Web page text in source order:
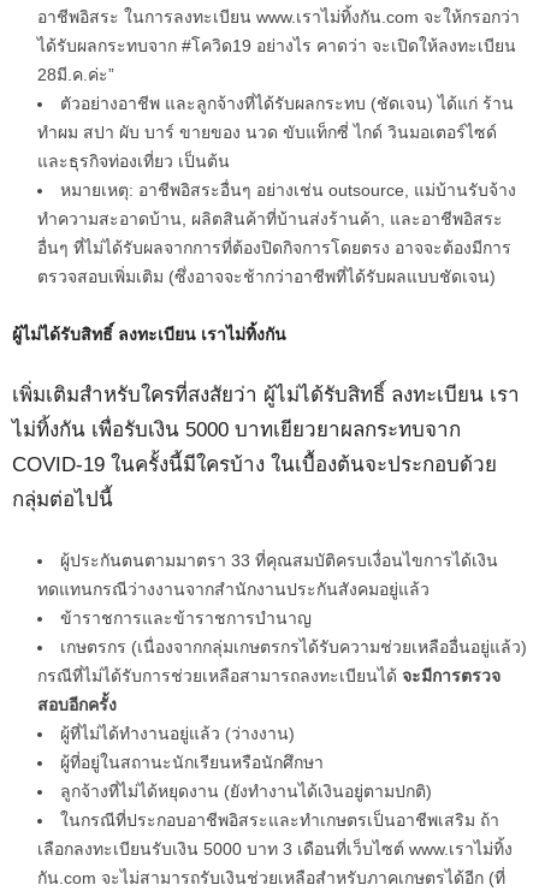
อาชีพอิสระ ในการลงทะเบียน www.เราไม่ทิ้งกัน.com จะให้กรอกว่า
ได้รับผลกระทบจาก #โควิด19 อย่างไร คาดว่า จะเปิดให้ลงทะเบียน
28มี.ค.ค่ะ”
ตัวอย่างอาชีพ และลูกจ้างที่ได้รับผลกระทบ (ชัดเจน) ได้แก่ ร้าน
ทำผม สปา ผับ บาร์ ขายของ นวด ขับแท็กซี่ ไกด์ วินมอเตอร์ไซด์
และธุรกิจท่องเที่ยว เป็นต้น
หมายเหตุ: อาชีพอิสระอื่นๆ อย่างเช่น outsource, แม่บ้านรับจ้าง
ทำความสะอาดบ้าน, ผลิตสินค้าที่บ้านส่งร้านค้า, และอาชีพอิสระ
อื่นๆ ที่ไม่ได้รับผลจากการที่ต้องปิดกิจการโดยตรง อาจจะต้องมีการ
ตรวจสอบเพิ่มเติม (ซึ่งอาจจะช้ากว่าอาชีพที่ได้รับผลแบบชัดเจน)
ผู้ไม่ได้รับสิทธิ์ ลงทะเบียน เราไม่ทิ้งกัน
เพิ่มเติมสำหรับใครที่สงสัยว่า ผู้ไม่ได้รับสิทธิ์ ลงทะเบียน เรา
ไม่ทิ้งกัน เพื่อรับเงิน 5000 บาทเยียวยาผลกระทบจาก
COVID-19 ในครั้งนี้มีใครบ้าง ในเบื้องต้นจะประกอบด้วย
กลุ่มต่อไปนี้
ผู้ประกันตนตามมาตรา 33 ที่คุณสมบัติครบเงื่อนไขการได้เงิน
ทดแทนกรณีว่างงานจากสำนักงานประกันสังคมอยู่แล้ว
ข้าราชการและข้าราชการบำนาญ
เกษตรกร (เนื่องจากกลุ่มเกษตรกรได้รับความช่วยเหลืออื่นอยู่แล้ว)
กรณีที่ไม่ได้รับการช่วยเหลือสามารถลงทะเบียนได้ จะมีการตรวจ
สอบอีกครั้ง
ผู้ที่ไม่ได้ทำงานอยู่แล้ว (ว่างงาน)
ผู้ที่อยู่ในสถานะนักเรียนหรือนักศึกษา
ลูกจ้างที่ไม่ได้หยุดงาน (ยังทำงานได้เงินอยู่ตามปกติ)
ในกรณีที่ประกอบอาชีพอิสระและทำเกษตรเป็นอาชีพเสริม ถ้า
เลือกลงทะเบียนรับเงิน 5000 บาท 3 เดือนที่เว็บไซต์ www.เราไม่ทิ้ง
กัน.com จะไม่สามารถรับเงินช่วยเหลือสำหรับภาคเกษตรได้อีก (ที่